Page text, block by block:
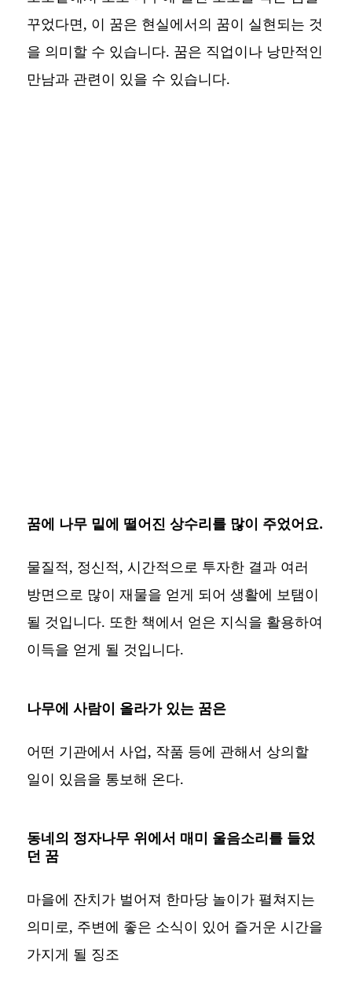
꾸었다면, 이 꿈은 현실에서의 꿈이 실현되는 것
을 의미할 수 있습니다. 꿈은 직업이나 낭만적인
만남과 관련이 있을 수 있습니다.
꿈에 나무 밑에 떨어진 상수리를 많이 주었어요.
물질적, 정신적, 시간적으로 투자한 결과 여러
방면으로 많이 재물을 얻게 되어 생활에 보탬이
될 것입니다. 또한 책에서 얻은 지식을 활용하여
이득을 얻게 될 것입니다.
나무에 사람이 올라가 있는 꿈은
어떤 기관에서 사업, 작품 등에 관해서 상의할
일이 있음을 통보해 온다.
동네의 정자나무 위에서 매미 울음소리를 들었
던 꿈
마을에 잔치가 벌어져 한마당 놀이가 펼쳐지는
의미로, 주변에 좋은 소식이 있어 즐거운 시간을
가지게 될 징조